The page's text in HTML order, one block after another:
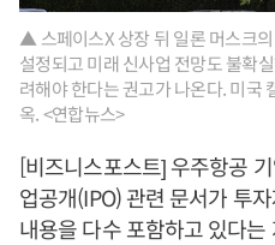
▲ 스페이스X 상장 뒤 일론 머스크
설정되고 미래 신사업 전망도 불확
려해야 한다는 권고가 나온다. 미국
옥. <연합뉴스>
[비즈니스포스트] 우주항공
업공개(IPO) 관련 문서가 투
내용을 다수 포함하고 있다는